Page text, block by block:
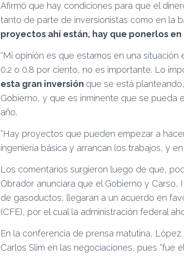
Afirmó que hay condiciones para que el
tanto de parte de inversionistas como en la
proyectos ahí están, hay que ponerlos en
“Mi opinión es que estamos en una
0.2 o 0.8 por ciento, no es importante. Lo
esta gran inversión que se está
Gobierno, y que es inminente que se pueda
año.
“Hay proyectos que pueden empezar a
ingeniería básica y arrancan los trabajos, y
Los comentarios surgieron luego de que,
Obrador anunciara que el Gobierno y
de gasoductos, llegaran a un acuerdo en
(CFE), por el cual la administración federal
En la conferencia de prensa matutina,
Carlos Slim en las negociaciones, pues “fue